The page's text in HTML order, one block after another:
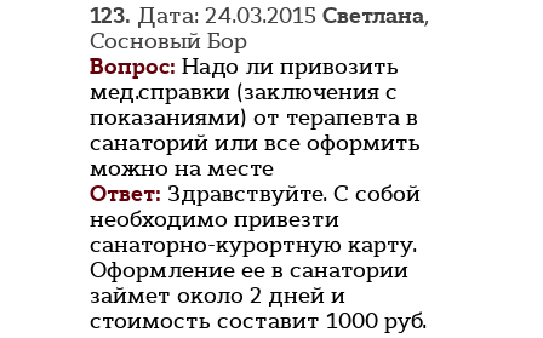
123. Дата: 24.03.2015 Светлана,
Сосновый Бор
Вопрос: Надо ли привозить
мед.справки (заключения с
показаниями) от терапевта в
санаторий или все оформить
можно на месте
Ответ: Здравствуйте. С собой
необходимо привезти
санаторно-курортную карту.
Оформление ее в санатории
займет около 2 дней и
стоимость составит 1000 руб.